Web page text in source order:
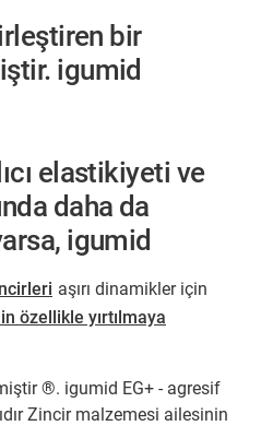
bir
igumid
elastikiyeti ve
daha da
igumid
aşırı dinamikler için
özellikle yırtılmaya
®. igumid EG+ - agresif
Zincir malzemesi ailesinin